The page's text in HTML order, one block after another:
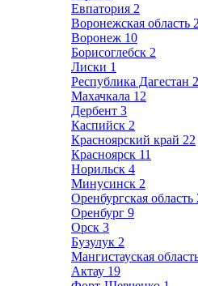
Евпатория 2
Воронежская область
Воронеж 10
Борисоглебск 2
Лиски 1
Республика Дагестан
Махачкала 12
Дербент 3
Каспийск 2
Красноярский край 22
Красноярск 11
Норильск 4
Минусинск 2
Оренбургская область
Оренбург 9
Орск 3
Бузулук 2
Мангистауская
Актау 19